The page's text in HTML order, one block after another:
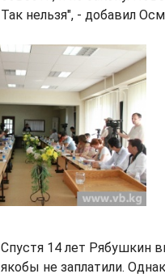
Так нельзя", - добавил
Спустя 14 лет Рябушкин
якобы не заплатили.